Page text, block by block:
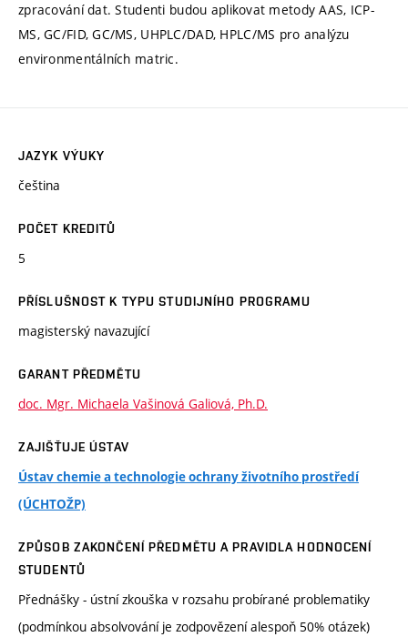
zpracování dat. Studenti budou aplikovat metody AAS, ICP-
MS, GC/FID, GC/MS, UHPLC/DAD, HPLC/MS pro analýzu
environmentálních matric.
JAZYK VÝUKY
čeština
POČET KREDITŮ
5
PŘÍSLUŠNOST K TYPU STUDIJNÍHO PROGRAMU
magisterský navazující
GARANT PŘEDMĚTU
doc. Mgr. Michaela Vašinová Galiová, Ph.D.
ZAJIŠŤUJE ÚSTAV
Ústav chemie a technologie ochrany životního prostředí
(ÚCHTOŽP)
ZPŮSOB ZAKONČENÍ PŘEDMĚTU A PRAVIDLA HODNOCENÍ
STUDENTŮ
Přednášky - ústní zkouška v rozsahu probírané problematiky
(podmínkou absolvování je zodpovězení alespoň 50% otázek)